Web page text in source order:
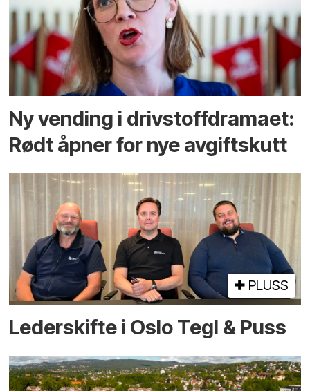
Ny vending i drivstoffdramaet:
Rødt åpner for nye avgiftskutt
PLUSS
Lederskifte i Oslo Tegl & Puss